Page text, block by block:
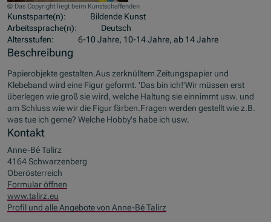
© Das Copyright liegt beim Kunstschaffenden
Kunstsparte(n):
Bildende Kunst
Arbeitssprache(n):
Deutsch
Altersstufen:
6-10 Jahre, 10-14 Jahre, ab 14 Jahre
Beschreibung
Papierobjekte gestalten.Aus zerknülltem Zeitungspapier und
Klebeband wird eine Figur geformt. 'Das bin ich!'Wir müssen erst
überlegen wie groß sie wird, welche Haltung sie einnimmt usw. und
am Schluss wie wir die Figur färben.Fragen werden gestellt wie z.B.
was tue ich gerne? Welche Hobby's habe ich usw.
Kontakt
Anne-Bé Talirz
4164 Schwarzenberg
Oberösterreich
Formular öffnen
www.talirz.eu
Profil und alle Angebote von Anne-Bé Talirz